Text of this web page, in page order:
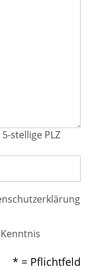
stellige PLZ
* = Pflichtfeld